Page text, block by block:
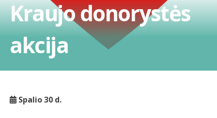
Kraujo donorystės
akcija
Spalio 30 d.